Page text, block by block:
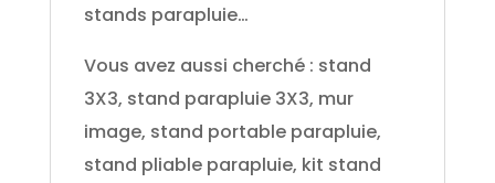
stands parapluie…
Vous avez aussi cherché : stand
3X3, stand parapluie 3X3, mur
image, stand portable parapluie,
stand pliable parapluie, kit stand